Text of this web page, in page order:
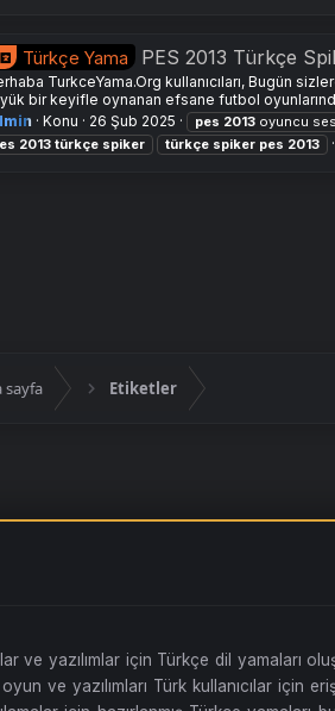
Türkçe Yama PES 2013 Türkçe
TurkceYama.Org kullanıcıları, Bugün
bir keyifle oynanan efsane futbol
Konu 26 Şub 2025 pes 2013 oyuncu
2013 türkçe spiker türkçe spiker pes 2013
sayfa Etiketler
ve yazılımlar için Türkçe dil yamaları
oyun ve yazılımları Türk kullanıcılar için